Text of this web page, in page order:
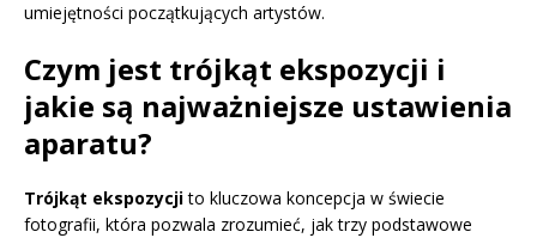
umiejętności początkujących artystów.
Czym jest trójkąt ekspozycji i
jakie są najważniejsze ustawienia
aparatu?
Trójkąt ekspozycjito kluczowa koncepcja w świecie
fotografii, która pozwala zrozumieć, jak trzy podstawowe